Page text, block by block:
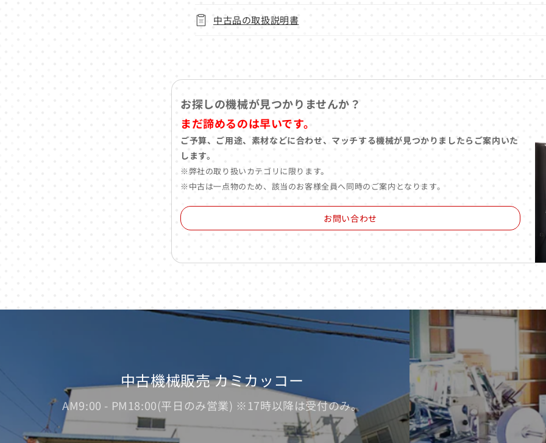
中古品の取扱説明書
お探しの機械が見つかりませんか？
まだ諦めるのは早いです。
ご予算、ご用途、素材などに合わせ、マッチする機械が見つかりましたらご案内いた
します。
※弊社の取り扱いカテゴリに限ります。
※中古は一点物のため、該当のお客様全員へ同時のご案内となります。
お問い合わせ
中古機械販売 カミカッコー
AM9:00 - PM18:00(平日のみ営業) ※17時以降は受付のみ。